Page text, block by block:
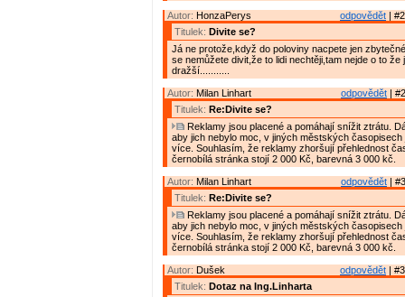
odpovědět |
Autor: HonzaPerys
Titulek: Divite se?
Já ne protože,když do poloviny nacpete jen
se nemůžete divit,že to lidi nechtěji,tam nejde o to že
dražší...........
odpovědět |
Autor: Milan Linhart
Titulek: Re:Divite se?
Reklamy jsou placené a pomáhají snížit ztrátu.
aby jich nebylo moc, v jiných městských časopisech
více. Souhlasím, že reklamy zhoršují přehlednost
černobílá stránka stojí 2 000 Kč, barevná 3 000 kč.
odpovědět |
Autor: Milan Linhart
Titulek: Re:Divite se?
Reklamy jsou placené a pomáhají snížit ztrátu.
aby jich nebylo moc, v jiných městských časopisech
více. Souhlasím, že reklamy zhoršují přehlednost
černobílá stránka stojí 2 000 Kč, barevná 3 000 kč.
odpovědět |
Autor: Dušek
Titulek: Dotaz na Ing.Linharta